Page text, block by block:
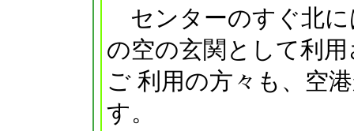
センターのすぐ北に
の空の玄関として利
ご 利用の方々も、空
す。